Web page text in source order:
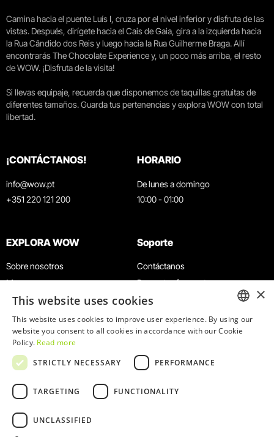
Camina hacia el puente Luís I, cruza por el nivel inferior y disfruta de las
vistas. Después, dirígete hacia el Cais de Gaia, gira a la izquierda hacia
la Rua Cândido dos Reis y luego hacia la Rua Guilherme Braga. Allí
encontrarás The Chocolate Experience y, un poco más arriba, el resto
de WOW. ¡Disfruta de la visita!
Si llevas equipaje, recuerda que disponemos de taquillas gratuitas de
diferentes tamaños. Guarda tus pertenencias y explora WOW con total
libertad.
¡CONTÁCTANOS!
info@wow.pt
+351 220 121 200
HORARIO
De lunes a domingo
10:00 - 01:00
EXPLORA WOW
Sobre nosotros
Museos
Agenda
Noticias
Restaurantes
Tarjeta WOW
Grupos y eventos
Servicio educativo
Soporte
Contáctanos
Preguntas frecuentes
Términos y condiciones
Política de privacidad y cookies
Trabaja con nosotros
Libro de reclamaciones
ENGLISH
×
This website uses cookies
This website uses cookies to improve user experience. By using our
website you consent to all cookies in accordance with our Cookie
Policy. Read more
STRICTLY NECESSARY
PERFORMANCE
TARGETING FUNCTIONALITY
UNCLASSIFIED